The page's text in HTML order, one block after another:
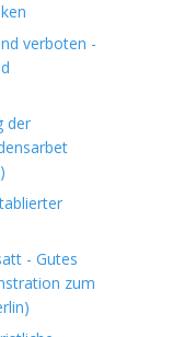
verboten -
der
- Gutes
zum